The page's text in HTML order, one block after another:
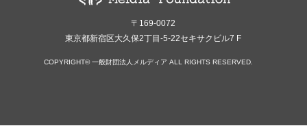
〒169-0072
東京都新宿区大久保2丁目-5-22セキサクビル7 F
COPYRIGHT© 一般財団法人メルディア ALL RIGHTS RESERVED.